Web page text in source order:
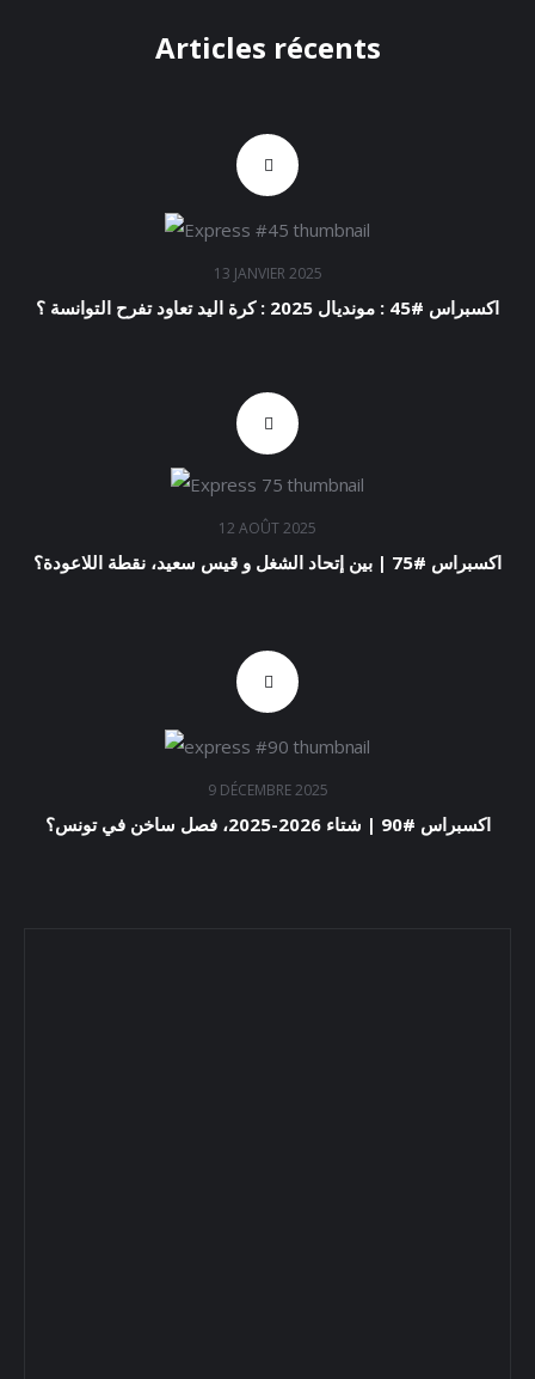
Articles récents
13 JANVIER 2025
اكسبراس #45 : مونديال 2025 : كرة اليد تعاود تفرح التوانسة ؟
12 AOÛT 2025
اكسبراس #75 | بين إتحاد الشغل و قيس سعيد، نقطة اللاعودة؟
9 DÉCEMBRE 2025
اكسبراس #90 | شتاء 2026-2025، فصل ساخن في تونس؟